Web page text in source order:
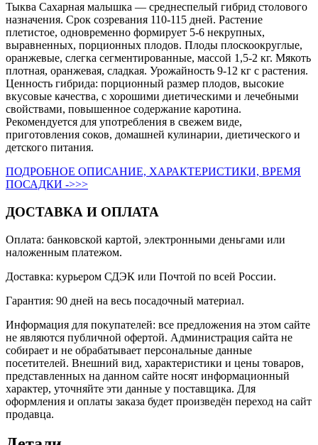
Тыква Сахарная малышка — среднеспелый гибрид столового
назначения. Срок созревания 110-115 дней. Растение
плетистое, одновременно формирует 5-6 некрупных,
выравненных, порционных плодов. Плоды плоскоокруглые,
оранжевые, слегка сегментированные, массой 1,5-2 кг. Мякоть
плотная, оранжевая, сладкая. Урожайность 9-12 кг с растения.
Ценность гибрида: порционный размер плодов, высокие
вкусовые качества, с хорошими диетическими и лечебными
свойствами, повышенное содержание каротина.
Рекомендуется для употребления в свежем виде,
приготовления соков, домашней кулинарии, диетического и
детского питания.
ПОДРОБНОЕ ОПИСАНИЕ, ХАРАКТЕРИСТИКИ, ВРЕМЯ
ПОСАДКИ ->>>
ДОСТАВКА И ОПЛАТА
Оплата: банковской картой, электронными деньгами или
наложенным платежом.
Доставка: курьером СДЭК или Почтой по всей России.
Гарантия: 90 дней на весь посадочный материал.
Информация для покупателей: все предложения на этом сайте
не являются публичной офертой. Администрация сайта не
собирает и не обрабатывает персональные данные
посетителей. Внешний вид, характеристики и цены товаров,
представленных на данном сайте носят информационный
характер, уточняйте эти данные у поставщика. Для
оформления и оплаты заказа будет произведён переход на сайт
продавца.